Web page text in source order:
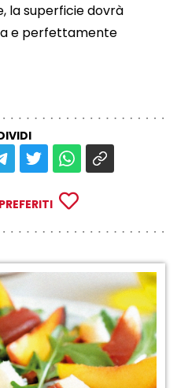
la superficie dovrà
e perfettamente